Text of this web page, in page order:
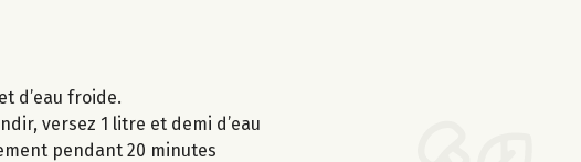
d’eau froide.
versez 1 litre et demi d’eau
pendant 20 minutes